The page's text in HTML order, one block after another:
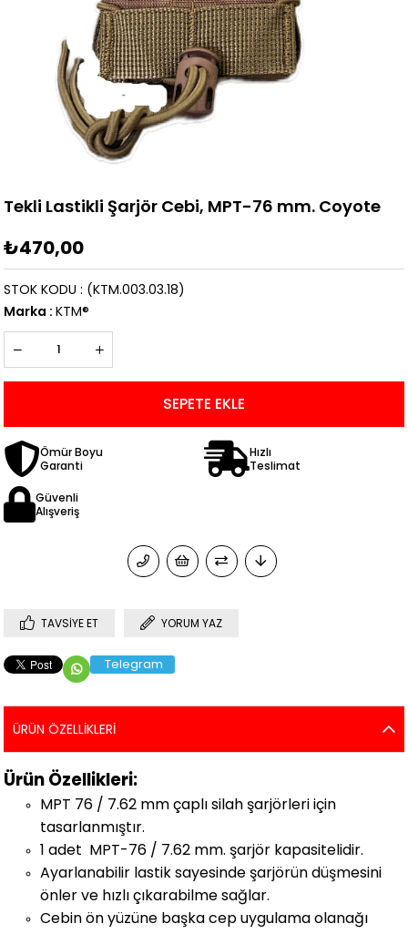
Tekli Lastikli Şarjör Cebi, MPT-76 mm. Coyote
₺470,00
(KTM.003.03.18)
STOK KODU
Marka : KTM®
Ömür Boyu
Garanti
Hızlı
Teslimat
Güvenli
Alışveriş
TAVSIYE ET YORUM YAZ
Telegram
ÜRÜN ÖZELLIKLERI
Ürün Özellikleri:
MPT 76 / 7.62 mm çaplı silah şarjörleri için
tasarlanmıştır.
1 adet MPT-76 / 7.62 mm. şarjör kapasitelidir.
Ayarlanabilir lastik sayesinde şarjörün düşmesini
önler ve hızlı çıkarabilme sağlar.
Cebin ön yüzüne başka cep uygulama olanağı